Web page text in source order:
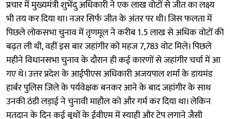
प्रचार में मुख्यमंत्री शुभेंदु अधिकारी ने एक लाख वोटों से जीत का लक्ष्य
भी तय कर दिया था। नजर सिर्फ जीत के अंतर पर थी। जिस फलता में
पिछले लोकसभा चुनाव में तृणमूल ने करीब 1.5 लाख से अधिक वोटों की
बढ़त ली थी, वहीं इस बार जहांगीर को महज 7,783 वोट मिले। पिछले
महीने विधानसभा चुनाव के दौरान ही कई कारणों से जहांगीर चर्चा में आ
गए थे। उत्तर प्रदेश के आईपीएस अधिकारी अजयपाल शर्मा के डायमंड
हार्बर पुलिस जिले के पर्यवेक्षक बनकर आने के बाद जहांगीर के साथ
उनकी ठंडी लड़ाई ने चुनावी माहौल को और गर्म कर दिया था। लेकिन
मतदान के दिन कई बूथों के ईवीएम में स्याही और टेप लगाने जैसी